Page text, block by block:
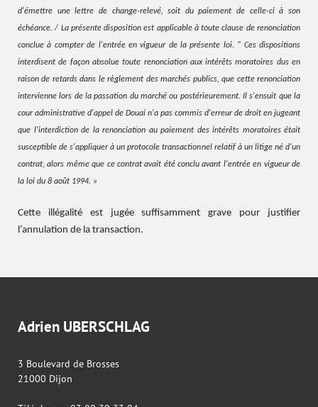
d'émettre une lettre de change-relevé, soit du paiement de celle-ci à son
échéance. / La présente disposition est applicable à toute clause de renonciation
conclue à compter de l'entrée en vigueur de la présente loi. " Ces dispositions
interdisent de façon absolue toute renonciation aux intérêts moratoires dus en
raison de retards dans le règlement des marchés publics, que cette renonciation
intervienne lors de la passation du marché ou postérieurement. Il s'ensuit que la
cour administrative d'appel de Douai n'a pas commis d'erreur de droit en jugeant
que l'interdiction de la renonciation au paiement des intérêts moratoires était
susceptible de s'appliquer à un protocole transactionnel relatif à un litige né d'un
contrat, alors même que ce contrat avait été conclu avant l'entrée en vigueur de
la loi du 8 août 1994. »
Cette illégalité est jugée suffisamment grave pour justifier
l’annulation de la transaction.
Adrien UBERSCHLAG
3 Boulevard de Brosses
21000 Dijon